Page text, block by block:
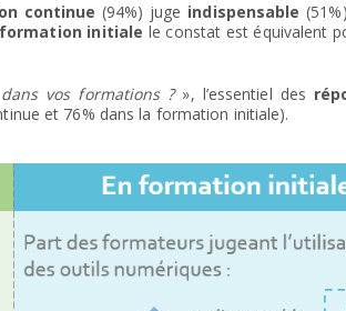
continue (94%) juge indispensable
formation initiale le constat est équivalent
vos formations ?», l’essentiel des
et 76% dans la formation initiale).